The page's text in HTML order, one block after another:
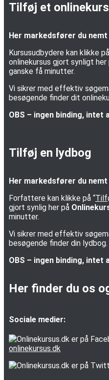
Tilføj et
Her markedsfører du
Kursusudbydere kan klikke
onlinekursus gjort synligt her
ganske få minutter.
Vi sikrer med effektiv
besøgende finder dit
OBS – ingen binding, intet
Tilføj en lydbog
Her markedsfører du nemt
Forfattere kan klikke på “
gjort synlig her på
minutter.
Vi sikrer med effektiv
besøgende finder din lydbog.
OBS – ingen binding, intet
Her finder du os
Sociale medier:
onlinekursus.dk